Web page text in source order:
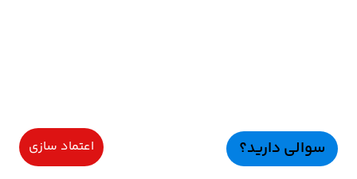
سوالی دارید؟ اعتماد سازی